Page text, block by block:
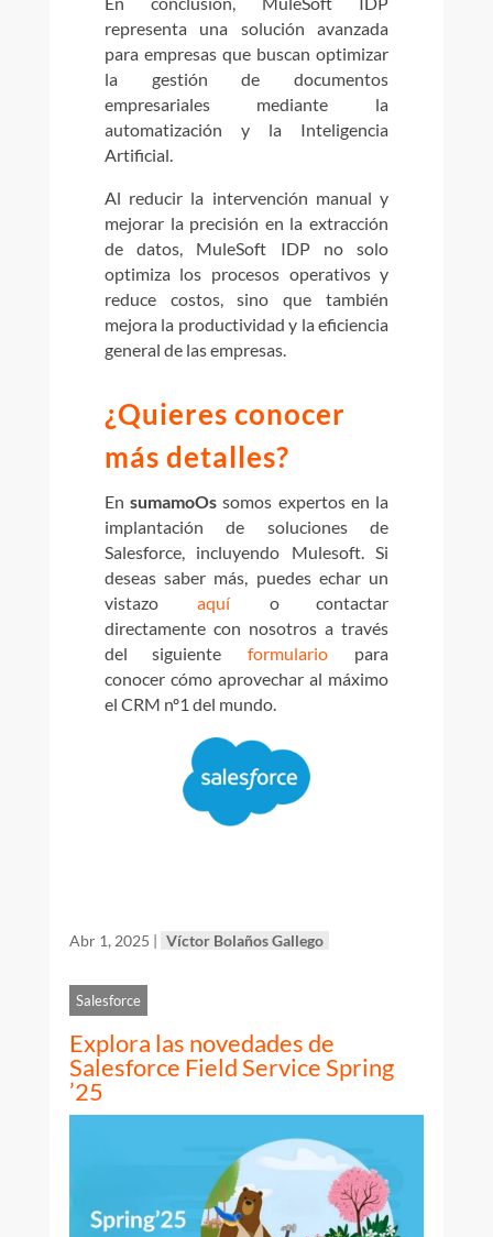
representa una solución avanzada
para empresas que buscan optimizar
la gestión de documentos
empresariales mediante la
automatización y la Inteligencia
Artificial.
Al reducir la intervención manual y
mejorar la precisión en la extracción
de datos, MuleSoft IDP no solo
optimiza los procesos operativos y
reduce costos, sino que también
mejora la productividad y la eficiencia
general de las empresas.
¿Quieres conocer
más detalles?
EnsumamoOs somos expertos en la
implantación de soluciones de
Salesforce, incluyendo Mulesoft.Si
deseas saber más, puedes echar un
vistazoaquí
o contactar
directamente con nosotros a través
del siguiente formulario para
conocer cómo aprovechar al máximo
el CRM nº1 del mundo.
Abr 1, 2025 | Víctor Bolaños Gallego
Salesforce
Explora las novedades de
Salesforce Field Service Spring
’25